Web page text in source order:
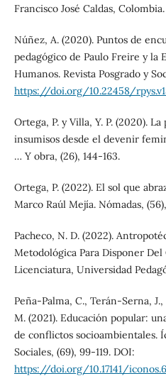
Francisco José Caldas, Colombia.
Núñez, A. (2020). Puntos de
pedagógico de Paulo Freire y la
Humanos. Revista Posgrado y
https://doi.org/10.22458/
Ortega, P. y Villa, Y. P. (2020).
insumisos desde el devenir
… Y obra, (26), 144-163.
Ortega, P. (2022). El sol que
Marco Raúl Mejía. Nómadas,
Pacheco, N. D. (2022).
Metodológica Para Disponer Del
Licenciatura, Universidad
Peña-Palma, C., Terán-Serna,
M. (2021). Educación popular:
de conflictos socioambientales.
Sociales, (69), 99-119. DOI:
https://doi.org/10.17141/